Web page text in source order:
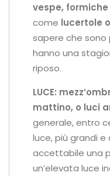
vespe, formiche
come lucertole
sapere che
hanno una
riposo.
LUCE:
mattino, o luci
generale, entro
luce, più grandi e
accettabile una
un’elevata luce